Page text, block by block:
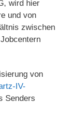
wird hier
und von
zwischen
von
IV-
Senders